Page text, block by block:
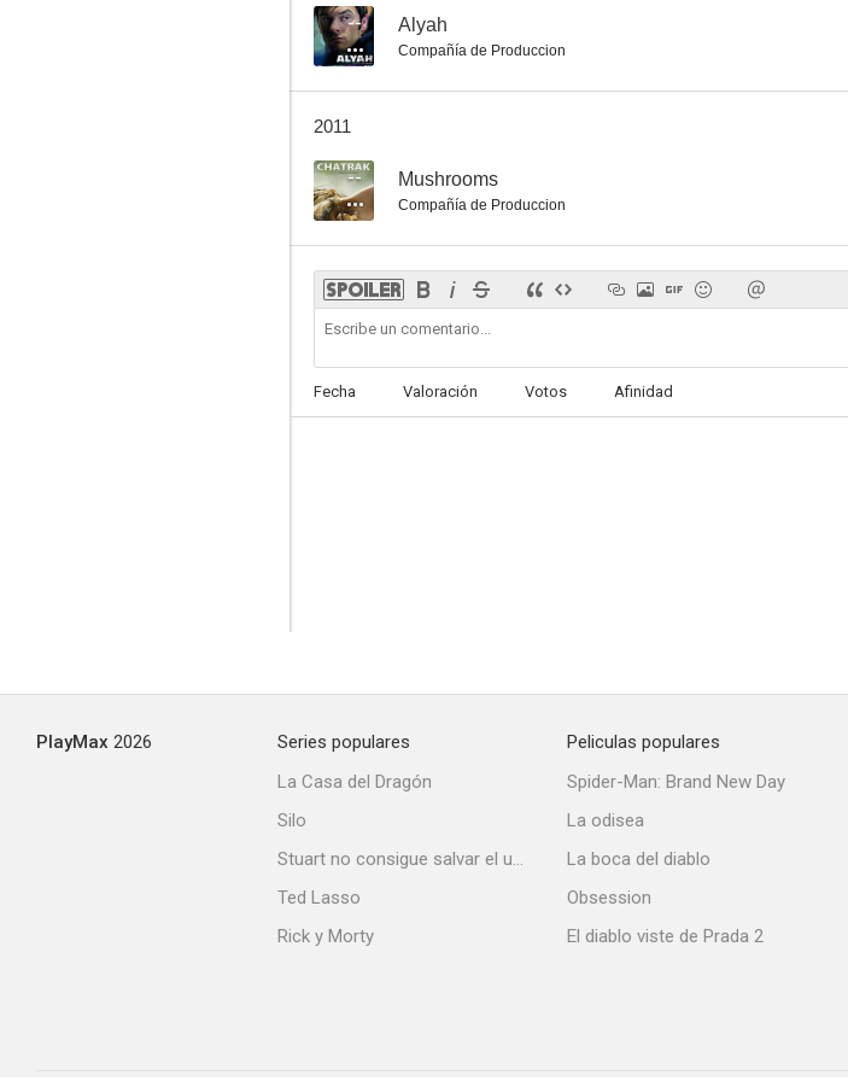
-- Alyah
Compañía de Produccion
2011
-- Mushrooms
Compañía de Produccion
Fecha Valoración Votos Afinidad
PlayMax 2026
Series populares
La Casa del Dragón
Silo
Stuart no consigue salvar el universo
Ted Lasso
Rick y Morty
Peliculas populares
Spider-Man: Brand New Day
La odisea
La boca del diablo
Obsession
El diablo viste de Prada 2